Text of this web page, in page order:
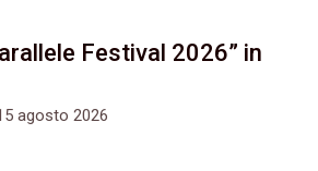
Festival 2026” in
agosto 2026